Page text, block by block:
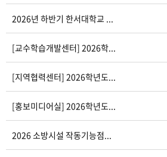
2026년 하반기 한서대학교 ...
[교수학습개발센터] 2026학...
[지역협력센터] 2026학년도...
[홍보미디어실] 2026학년도...
2026 소방시설 작동기능점...